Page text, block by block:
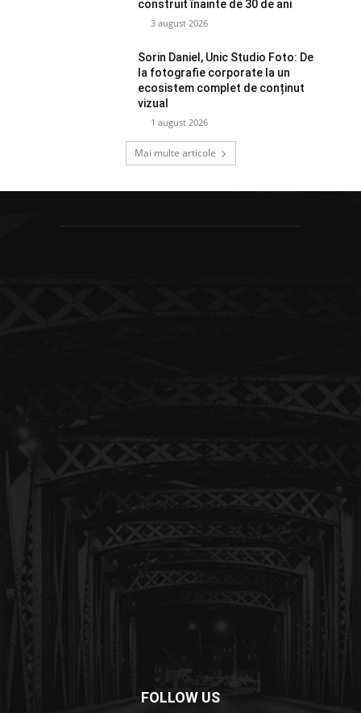
construit înainte de 30 de ani
3 august 2026
Sorin Daniel, Unic Studio Foto: De
la fotografie corporate la un
ecosistem complet de conținut
vizual
1 august 2026
Mai multe articole
FOLLOW US